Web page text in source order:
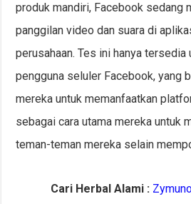
produk mandiri, Facebook sedang
panggilan video dan suara di
perusahaan. Tes ini hanya tersedia
pengguna seluler Facebook, yang
mereka untuk memanfaatkan
sebagai cara utama mereka untuk
teman-teman mereka selain
Cari Herbal Alami :